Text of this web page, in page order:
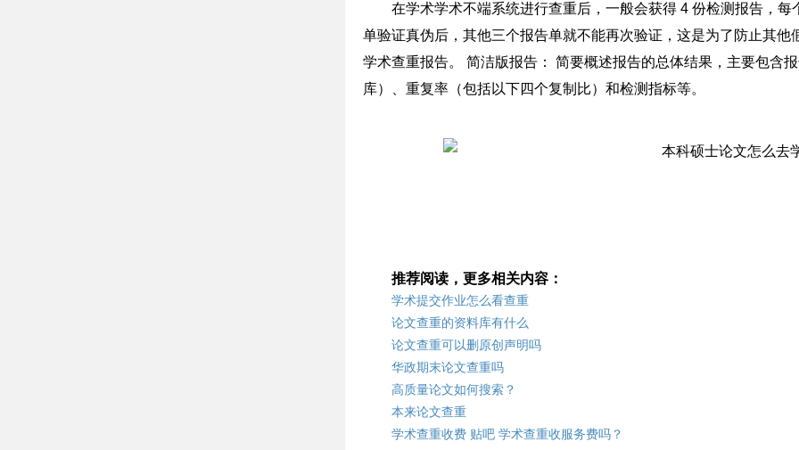
在学术学术不端系统进行查重后，一般会获得 4 份检测报告，
单验证真伪后，其他三个报告单就不能再次验证，这是为了防止其
学术查重报告。 简洁版报告： 简要概述报告的总体结果，主要包含
库）、重复率（包括以下四个复制比）和检测指标等。
推荐阅读，更多相关内容：
学术提交作业怎么看查重
论文查重的资料库有什么
论文查重可以删原创声明吗
华政期末论文查重吗
高质量论文如何搜索？
本来论文查重
学术查重收费 贴吧 学术查重收服务费吗？